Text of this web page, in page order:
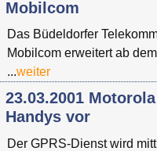
Mobilcom
Das Büdeldorfer
Mobilcom erweitert ab
...weiter
23.03.2001
Handys vor
Der GPRS-Dienst wird